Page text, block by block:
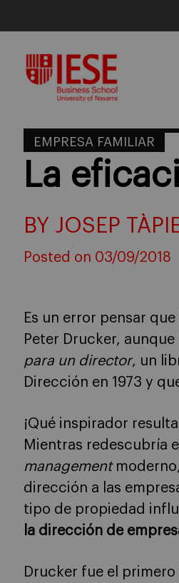
content
EMPRESA FAMILIAR
La
BY JOSEP
Posted on 03/09/2018
Es un error pensar
Peter Drucker,
para un director, un
Dirección en 1973 y
¡Qué inspirador
Mientras redescubría
management
dirección a las
tipo de propiedad
la dirección de
Drucker fue el